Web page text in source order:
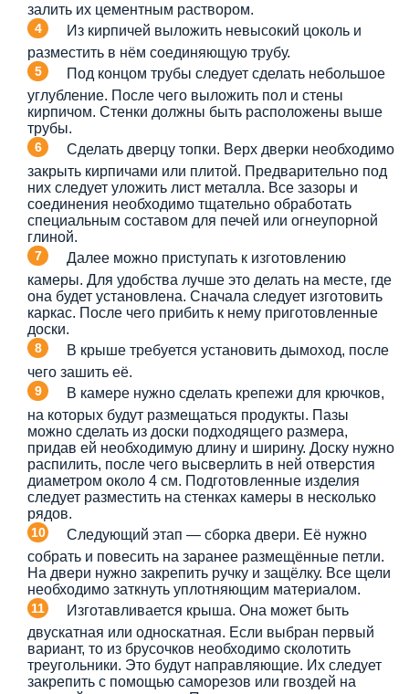
залить их цементным раствором.
Из кирпичей выложить невысокий цоколь и
разместить в нём соединяющую трубу.
Под концом трубы следует сделать небольшое
углубление. После чего выложить пол и стены
кирпичом. Стенки должны быть расположены выше
трубы.
Сделать дверцу топки. Верх дверки необходимо
закрыть кирпичами или плитой. Предварительно под
них следует уложить лист металла. Все зазоры и
соединения необходимо тщательно обработать
специальным составом для печей или огнеупорной
глиной.
Далее можно приступать к изготовлению
камеры. Для удобства лучше это делать на месте, где
она будет установлена. Сначала следует изготовить
каркас. После чего прибить к нему приготовленные
доски.
В крыше требуется установить дымоход, после
чего зашить её.
В камере нужно сделать крепежи для крючков,
на которых будут размещаться продукты. Пазы
можно сделать из доски подходящего размера,
придав ей необходимую длину и ширину. Доску нужно
распилить, после чего высверлить в ней отверстия
диаметром около 4 см. Подготовленные изделия
следует разместить на стенках камеры в несколько
рядов.
Следующий этап — сборка двери. Её нужно
собрать и повесить на заранее размещённые петли.
На двери нужно закрепить ручку и защёлку. Все щели
необходимо заткнуть уплотняющим материалом.
Изготавливается крыша. Она может быть
двускатная или односкатная. Если выбран первый
вариант, то из брусочков необходимо сколотить
треугольники. Это будут направляющие. Их следует
закрепить с помощью саморезов или гвоздей на